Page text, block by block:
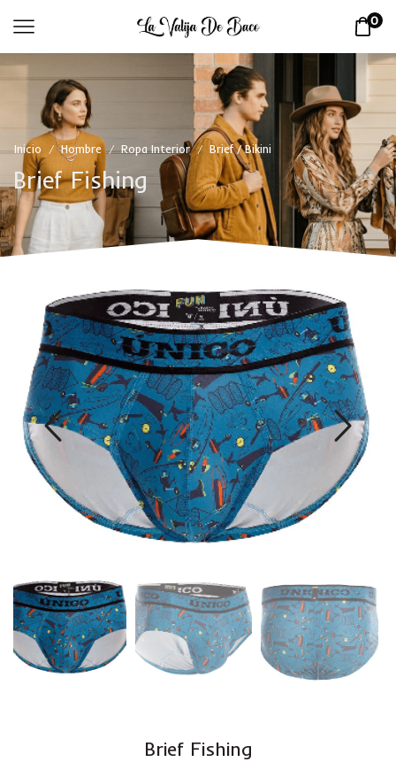
0
Inicio / Hombre / Ropa Interior / Brief / Bikini
Brief Fishing
Brief Fishing